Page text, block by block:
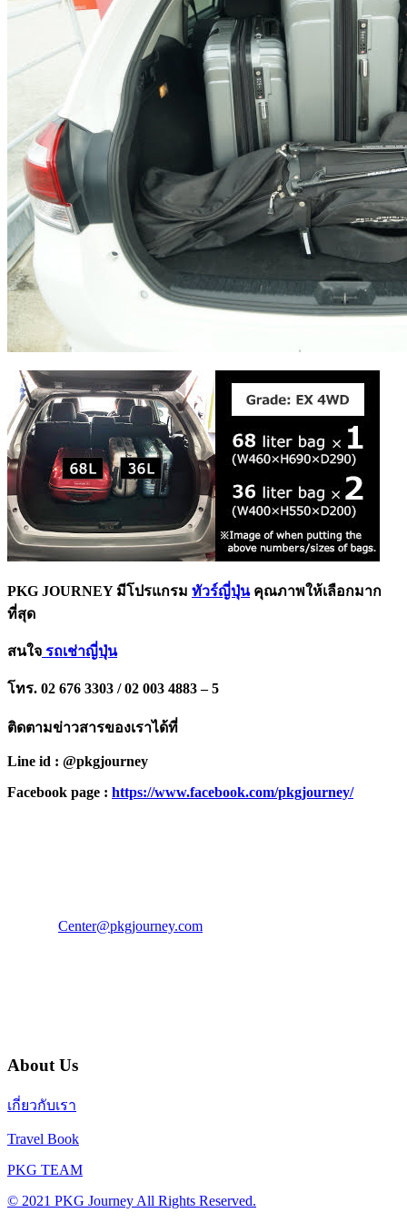
PKG JOURNEY มีโปรแกรม ทัวร์ญี่ปุ่นคุณภาพให้เลือกมาก
ที่สุด
สนใจ รถเช่าญี่ปุ่น
โทร. 02 676 3303 / 02 003 4883 – 5
ติดตามข่าวสารของเราได้ที่
Line id : @pkgjourney
Facebook page : https://www.facebook.com/pkgjourney/
Center@pkgjourney.com
About Us
เกี่ยวกับเรา
Travel Book
PKG TEAM
© 2021 PKG Journey All Rights Reserved.